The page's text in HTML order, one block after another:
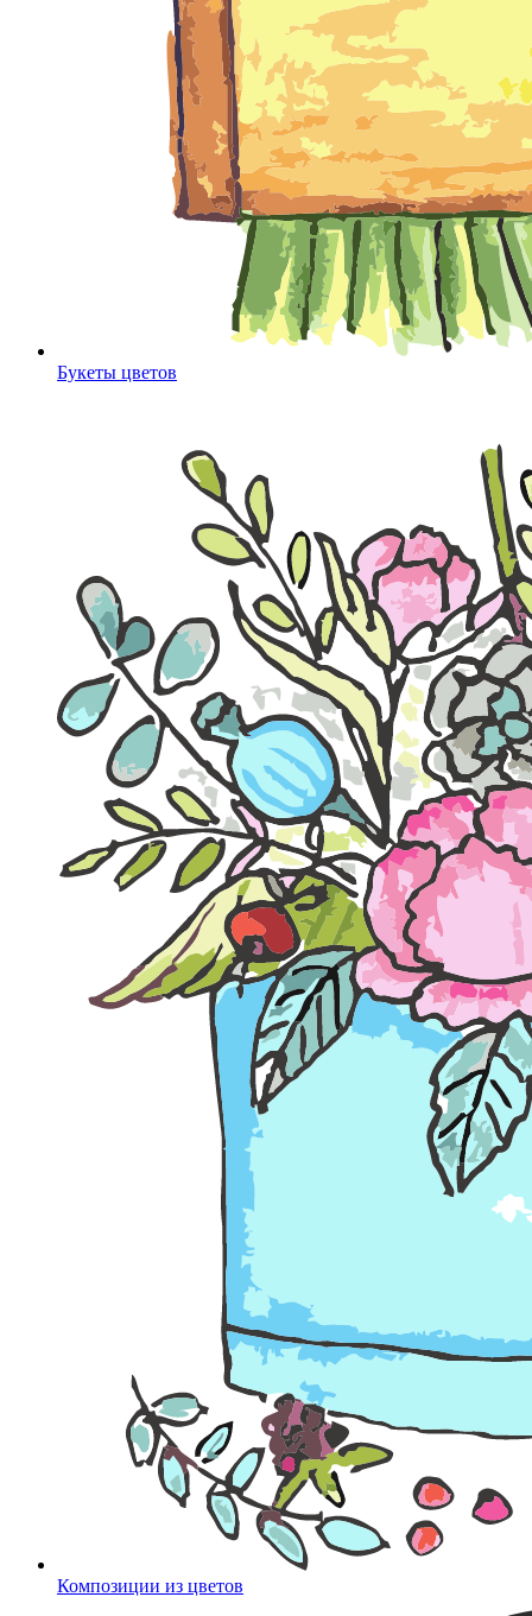
Букеты цветов
Композиции из цветов